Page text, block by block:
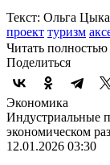
Текст: Ольга
проект туризм
Читать полностью
Поделиться
Экономика
Индустриальные
экономическом
12.01.2026 03:30